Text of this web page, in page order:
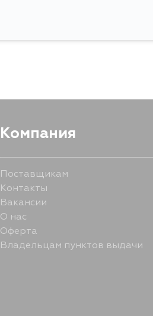
Компания
Поставщикам
Контакты
Вакансии
О нас
Оферта
Владельцам пунктов выдачи